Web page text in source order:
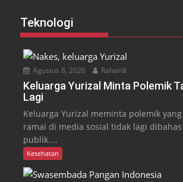
Teknologi
Agustus 8, 2026 Rahardi
Keluarga Yurizal Minta Polemik
Lagi
Keluarga Yurizal meminta polemik
ramai di media sosial tidak lagi
publik....
Kesehatan